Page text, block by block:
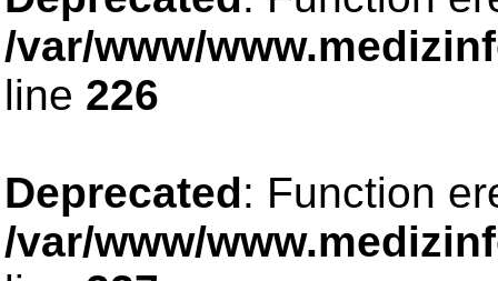
/var/www/
line 226
Deprecated: Function
/var/www/